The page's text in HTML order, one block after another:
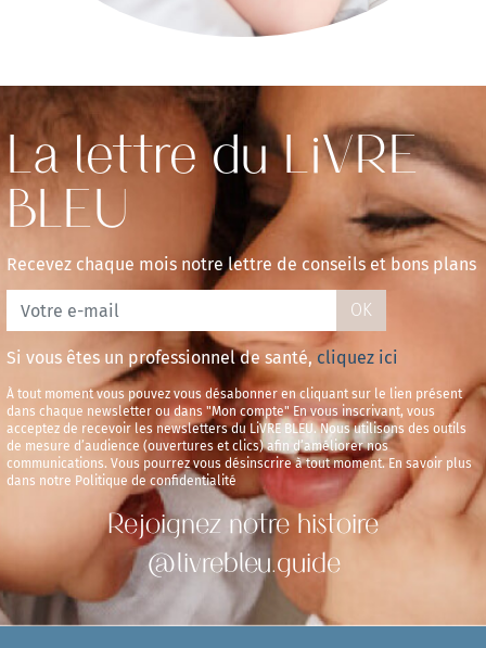
La lettre du LiVRE
BLEU
Recevez chaque mois notre lettre de conseils et bons plans
OK
Si vous êtes un professionnel de santé, cliquez ici
À tout moment vous pouvez vous désabonner en cliquant sur le lien présent
dans chaque newsletter ou dans "Mon compte" En vous inscrivant, vous
acceptez de recevoir les newsletters du LiVRE BLEU. Nous utilisons des outils
de mesure d’audience (ouvertures et clics) afin d’améliorer nos
communications. Vous pourrez vous désinscrire à tout moment. En savoir plus
dans notre Politique de confidentialité
Rejoignez notre histoire
@livrebleu.guide